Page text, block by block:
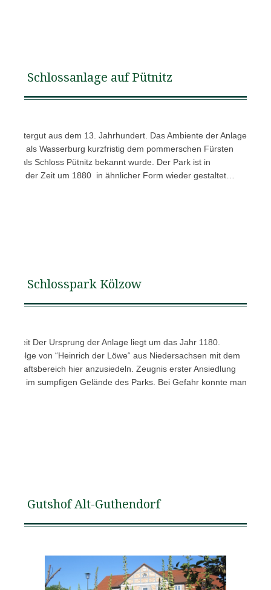
Schlossanlage auf Pütnitz
Rittergut aus dem 13. Jahrhundert. Das Ambiente der Anlage
als Wasserburg kurzfristig dem pommerschen Fürsten
so als Schloss Pütnitz bekannt wurde. Der Park ist in
aus der Zeit um 1880 in ähnlicher Form wieder gestaltet…
Schlosspark Kölzow
Zeit Der Ursprung der Anlage liegt um das Jahr 1180.
Gefolge von “Heinrich der Löwe“ aus Niedersachsen mit dem
schaftsbereich hier anzusiedeln. Zeugnis erster Ansiedlung
im sumpfigen Gelände des Parks. Bei Gefahr konnte man
Gutshof Alt-Guthendorf